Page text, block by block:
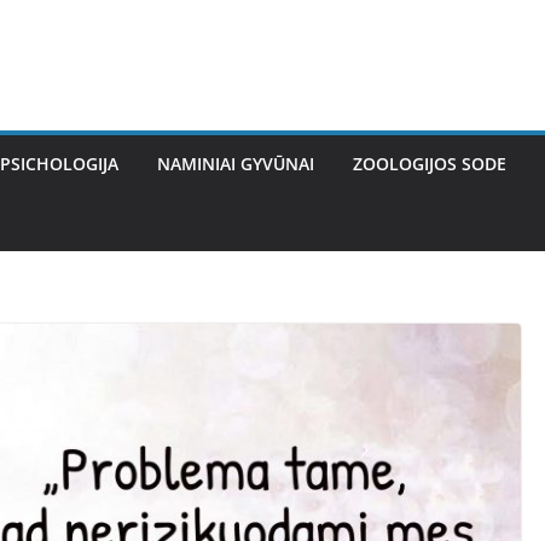
PSICHOLOGIJA NAMINIAI GYVŪNAI ZOOLOGIJOS SODE